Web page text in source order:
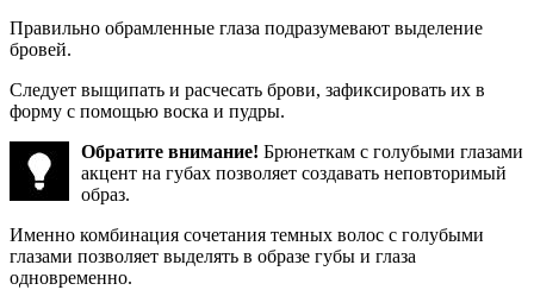
Правильно обрамленные глаза подразумевают выделение
бровей.
Следует выщипать и расчесать брови, зафиксировать их в
форму с помощью воска и пудры.
Обратите внимание! Брюнеткам с голубыми глазами
акцент на губах позволяет создавать неповторимый
образ.
Именно комбинация сочетания темных волос с голубыми
глазами позволяет выделять в образе губы и глаза
одновременно.